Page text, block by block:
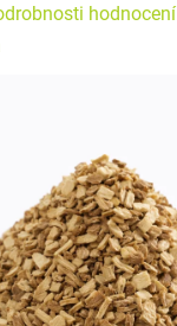
hodnocení